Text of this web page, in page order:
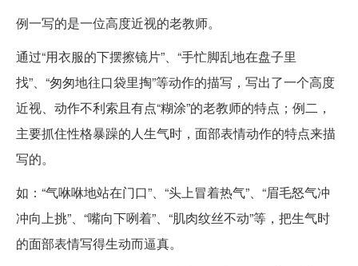
例一写的是一位高度近视的老教师。
通过“用衣服的下摆擦镜片”、“手忙脚乱地在盘子里
找”、“匆匆地往口袋里掏”等动作的描写，写出了一个高度
近视、动作不利索且有点“糊涂”的老教师的特点；例二，
主要抓住性格暴躁的人生气时，面部表情动作的特点来描
写的。
如：“气咻咻地站在门口”、“头上冒着热气”、“眉毛怒气冲
冲向上挑”、“嘴向下咧着”、“肌肉纹丝不动”等，把生气时
的面部表情写得生动而逼真。